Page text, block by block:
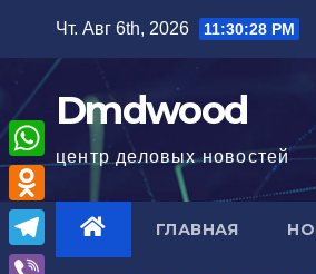
содержимому
Чт. Авг 6th, 2026 11:30:29 PM
Dmdwood
центр деловых новостей
ГЛАВНАЯ
W
h
a
O
d
T